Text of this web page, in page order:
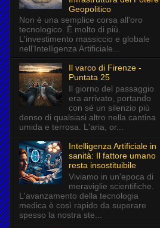
Geopolitico
Non è una semplice corsa all'oro
tecnologico. È molto di più.
L'investimento massiccio e globale
nell'Intelligenza Artificiale...
Il varco di Firenze -
Puntata 25
Il giorno del passaggio
era arrivato, portando
con sé un silenzio più
denso di qualsiasi altro nella cantina
umida e terrosa. L'aria, or...
Intelligenza Artificiale in
sanità: Il fattore umano
resta insostituibile
Viviamo in un'epoca di
meraviglie scientifiche.
L'avanzamento della tecnologia
medica è così rapido da superare
spesso la nostra ste...